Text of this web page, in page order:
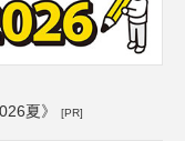
夏》 [PR]